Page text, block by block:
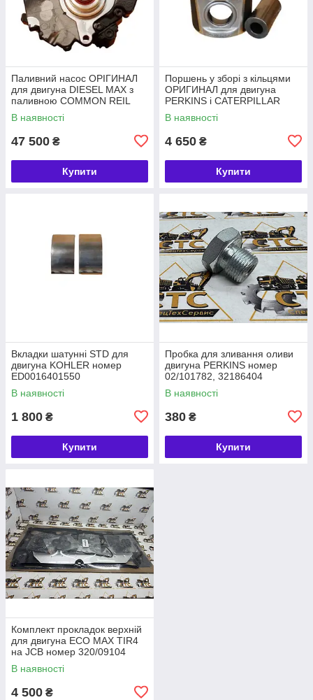
Паливний насос ОРІГИНАЛ
для двигуна DIESEL MAX з
паливною COMMON REIL
номер 320/06620, 28568252
В наявності
47 500 ₴
Купити
Поршень у зборі з кільцями
ОРИГИНАЛ для двигуна
PERKINS і CATERPILLAR
номер 4115P015, 225-5437
В наявності
4 650 ₴
Купити
Вкладки шатунні STD для
двигуна KOHLER номер
ED0016401550
В наявності
1 800 ₴
Купити
Пробка для зливання оливи
двигуна PERKINS номер
02/101782, 32186404
В наявності
380 ₴
Купити
Комплект прокладок верхній
для двигуна ECO MAX TIR4
на JCB номер 320/09104
В наявності
4 500 ₴